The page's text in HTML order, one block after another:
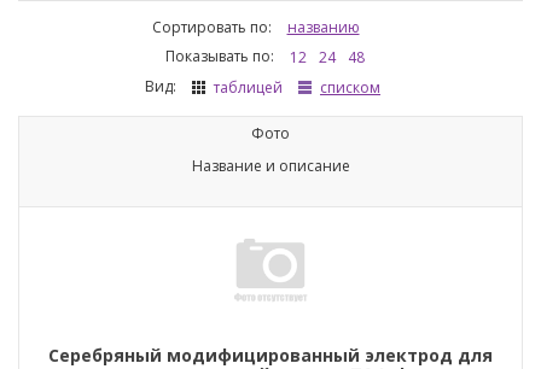
Сортировать по:
названию
Показывать по:
12 24
48
Вид:
таблицей списком
Фото
Название и описание
Cеребряный модифицированный электрод для